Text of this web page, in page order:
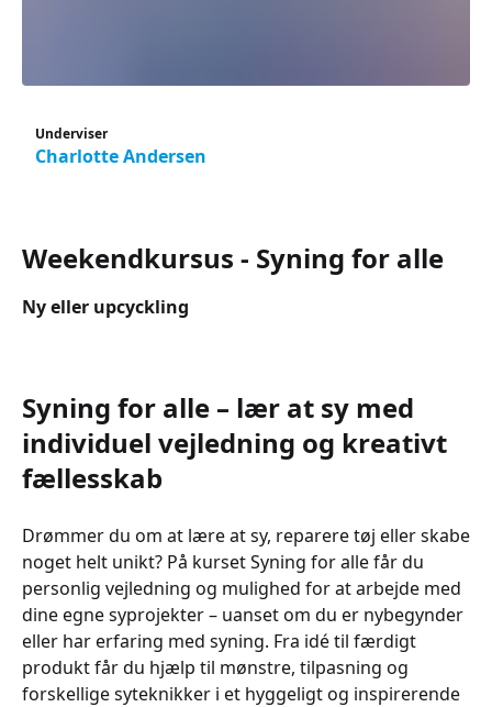
Underviser
Charlotte Andersen
Weekendkursus - Syning for alle
Ny eller upcyckling
Syning for alle – lær at sy med
individuel vejledning og kreativt
fællesskab
Drømmer du om at lære at sy, reparere tøj eller skabe
noget helt unikt? På kurset Syning for alle får du
personlig vejledning og mulighed for at arbejde med
dine egne syprojekter – uanset om du er nybegynder
eller har erfaring med syning. Fra idé til færdigt
produkt får du hjælp til mønstre, tilpasning og
forskellige syteknikker i et hyggeligt og inspirerende